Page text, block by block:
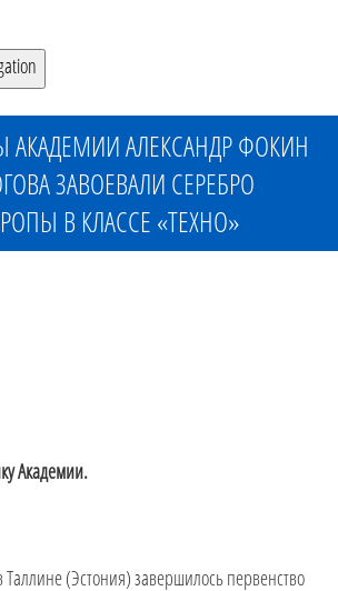
АКАДЕМИИ АЛЕКСАНДР ФОКИН
ЗАВОЕВАЛИ СЕРЕБРО
В КЛАССЕ «ТЕХНО»
Академии.
Таллине (Эстония) завершилось первенство